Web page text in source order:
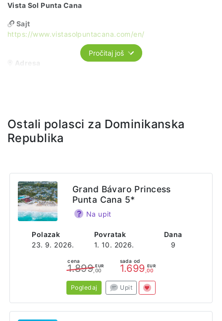
Vista Sol Punta Cana
Sajt
https://www.vistasolpuntacana.com/en/
Adresa
Pročitaj još
Ostali polasci za Dominikanska
Republika
Polazak
23. 9. 2026.
Povratak
1. 10. 2026.
Dana
9
Grand Bávaro Princess
Punta Cana 5*
Na upit
cena
1.899 EUR
,00
sada od
1.699 EUR
,00
Pogledaj Upit